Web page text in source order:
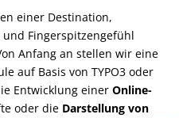
einer Destination,
Fingerspitzengefühl
Anfang an stellen wir eine
auf Basis von TYPO3 oder
Entwicklung einer Online-
oder die Darstellung von